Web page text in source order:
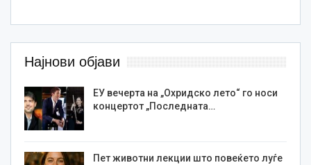
Најнови објави
ЕУ вечерта на „Охридско лето“ го носи
концертот „Последната…
Пет животни лекции што повеќето луѓе